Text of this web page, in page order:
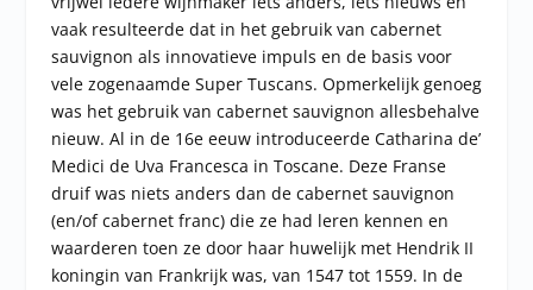
vaak resulteerde dat in het gebruik van cabernet
sauvignon als innovatieve impuls en de basis voor
vele zogenaamde Super Tuscans. Opmerkelijk genoeg
was het gebruik van cabernet sauvignon allesbehalve
nieuw. Al in de 16e eeuw introduceerde Catharina de’
Medici de Uva Francesca in Toscane. Deze Franse
druif was niets anders dan de cabernet sauvignon
(en/of cabernet franc) die ze had leren kennen en
waarderen toen ze door haar huwelijk met Hendrik II
koningin van Frankrijk was, van 1547 tot 1559. In de